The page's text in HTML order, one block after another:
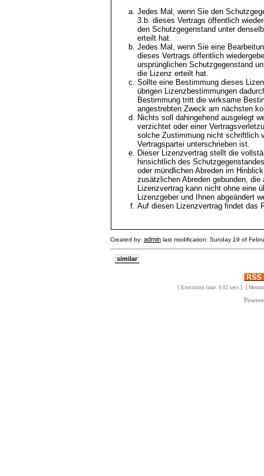
Jedes Mal, wenn Sie den
3.b. dieses Vertrags öffentlich
den Schutzgegenstand unter
erteilt hat.
Jedes Mal, wenn Sie eine
dieses Vertrags öffentlich
ursprünglichen Schutzgegenstand
die Lizenz erteilt hat.
Sollte eine Bestimmung dieses
übrigen Lizenzbestimmungen
Bestimmung tritt die wirksame
angestrebten Zweck am nächsten
Nichts soll dahingehend ausgelegt
verzichtet oder einer
solche Zustimmung nicht schriftlich
Vertragspartei unterschrieben ist.
Dieser Lizenzvertrag stellt die
hinsichtlich des
oder mündlichen Abreden im
zusätzlichen Abreden gebunden,
Lizenzvertrag kann nicht ohne eine
Lizenzgeber und Ihnen abgeändert
Auf diesen Lizenzvertrag findet das
Created by: admin last modification: Sunday 19 of
similar
[ Execution time: 0.02 secs ] [